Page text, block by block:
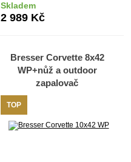
Skladem
2 989 Kč
Bresser Corvette 8x42
WP+nůž a outdoor
zapalovač
TOP